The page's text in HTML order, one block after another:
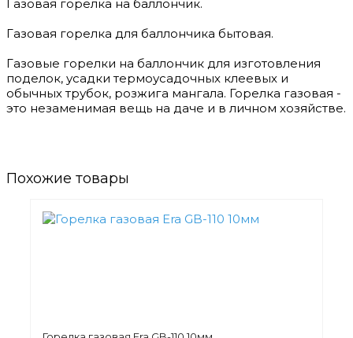
Газовая горелка на баллончик.
Газовая горелка для баллончика бытовая.
Газовые горелки на баллончик для изготовления
поделок, усадки термоусадочных клеевых и
обычных трубок, розжига мангала. Горелка газовая -
это незаменимая вещь на даче и в личном хозяйстве.
Похожие товары